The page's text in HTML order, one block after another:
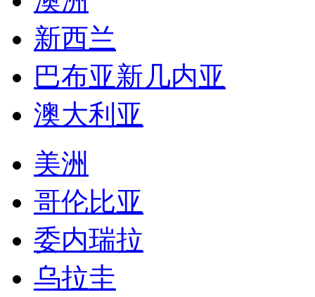
新西兰
巴布亚新几内亚
澳大利亚
美洲
哥伦比亚
委内瑞拉
乌拉圭